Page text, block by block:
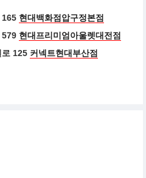
165 현대백화점압구정본점
579 현대프리미엄아울렛대전점
로 125 커넥트현대부산점